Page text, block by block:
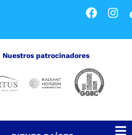
Nuestros patrocinadores